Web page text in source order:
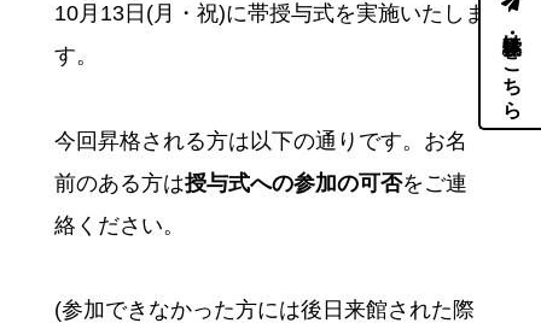
10月13日(月・祝)に帯授与式を実施いたしま
す。
今回昇格される方は以下の通りです。お名
前のある方は授与式への参加の可否をご連
絡ください。
(参加できなかった方には後日来館された際
体験・見学はこちら